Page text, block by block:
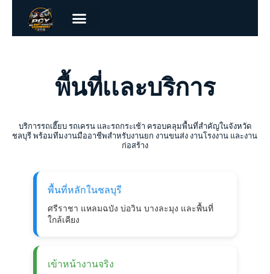
พื้นที่เเละบริการ
บริการรถเฮี๊ยบ รถเครน และรถกระเช้า ครอบคลุมพื้นที่สำคัญในจังหวัด
ชลบุรี พร้อมทีมงานมืออาชีพสำหรับงานยก งานขนส่ง งานโรงงาน และงาน
ก่อสร้าง
พื้นที่หลักในชลบุรี
ศรีราชา แหลมฉบัง บ่อวิน บางละมุง และพื้นที่
ใกล้เคียง
เข้าหน้างานจริง